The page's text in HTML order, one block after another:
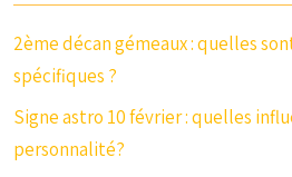
2ème décan gémeaux : quelles
spécifiques ?
Signe astro 10 février : quelles
personnalité?